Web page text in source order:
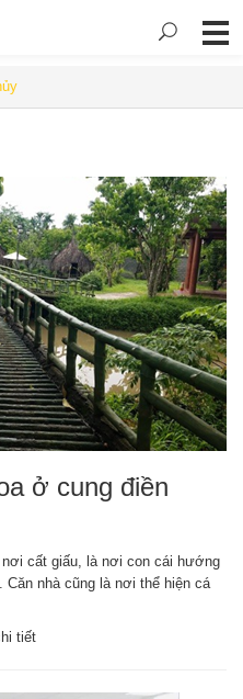
ở cung điền
cất giấu, là nơi con cái hướng
nhà cũng là nơi thể hiện cá
tiết